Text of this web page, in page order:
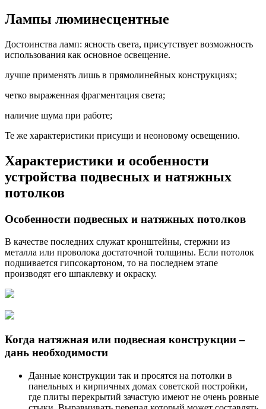
Лампы люминесцентные
Достоинства ламп: ясность света, присутствует возможность
использования как основное освещение.
лучше применять лишь в прямолинейных конструкциях;
четко выраженная фрагментация света;
наличие шума при работе;
Те же характеристики присущи и неоновому освещению.
Характеристики и особенности
устройства подвесных и натяжных
потолков
Особенности подвесных и натяжных потолков
В качестве последних служат кронштейны, стержни из
металла или проволока достаточной толщины. Если потолок
подшивается гипсокартоном, то на последнем этапе
производят его шпаклевку и окраску.
Когда натяжная или подвесная конструкции –
дань необходимости
Данные конструкции так и просятся на потолки в
панельных и кирпичных домах советской постройки,
где плиты перекрытий зачастую имеют не очень ровные